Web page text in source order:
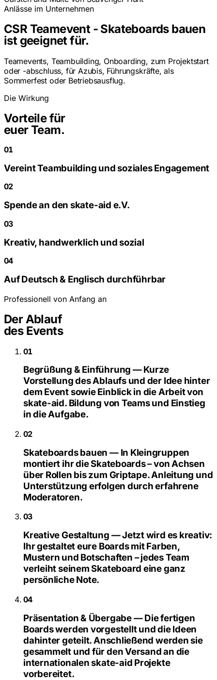
Anlässe im Unternehmen
CSR Teamevent - Skateboards bauen
ist geeignet für.
Teamevents, Teambuilding, Onboarding, zum Projektstart
oder -abschluss, für Azubis, Führungskräfte, als
Sommerfest oder Betriebsausflug.
Die Wirkung
Vorteile für
euer Team.
01
Vereint Teambuilding und soziales Engagement
02
Spende an den skate-aid e.V.
03
Kreativ, handwerklich und sozial
04
Auf Deutsch & Englisch durchführbar
Professionell von Anfang an
Der Ablauf
des Events
01
Begrüßung & Einführung — Kurze
Vorstellung des Ablaufs und der Idee hinter
dem Event sowie Einblick in die Arbeit von
skate-aid. Bildung von Teams und Einstieg
in die Aufgabe.
02
Skateboards bauen — In Kleingruppen
montiert ihr die Skateboards – von Achsen
über Rollen bis zum Griptape. Anleitung und
Unterstützung erfolgen durch erfahrene
Moderatoren.
03
Kreative Gestaltung — Jetzt wird es kreativ:
Ihr gestaltet eure Boards mit Farben,
Mustern und Botschaften – jedes Team
verleiht seinem Skateboard eine ganz
persönliche Note.
04
Präsentation & Übergabe — Die fertigen
Boards werden vorgestellt und die Ideen
dahinter geteilt. Anschließend werden sie
gesammelt und für den Versand an die
internationalen skate-aid Projekte
vorbereitet.